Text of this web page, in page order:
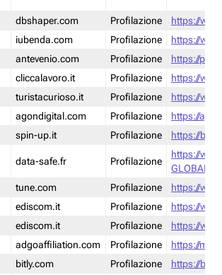
dbshaper.com Profilazione
https://
iubenda.com Profilazione
https://
antevenio.com Profilazione
https://
cliccalavoro.it Profilazione
https://
turistacurioso.it Profilazione
https://
agondigital.com Profilazione
https://
spin-up.it Profilazione https://
data-safe.fr Profilazione
https://
GLOBAL-
tune.com Profilazione
https://
ediscom.it Profilazione
https://
ediscom.it Profilazione
https://
adgoaffiliation.com Profilazione
https://
bitly.com Profilazione https://